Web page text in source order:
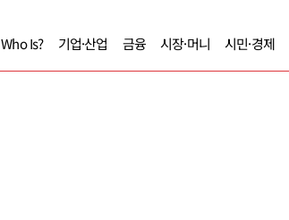
Who Is? 기업·산업 금융 시장·머니 시민·경제